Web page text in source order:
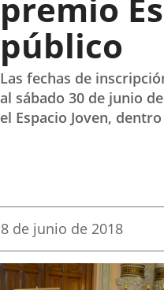
premio
público
Las fechas de
al sábado 30 de junio
el Espacio Joven,
Fecha
la
noticia
8 de junio de 2018